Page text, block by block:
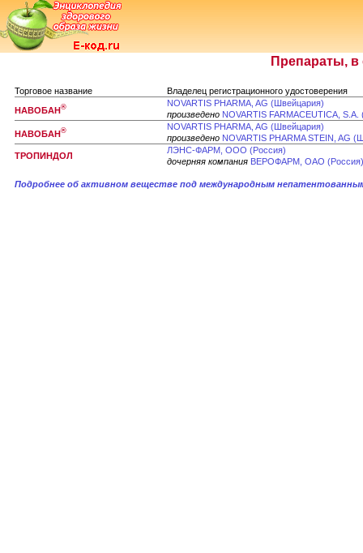
Препараты, в
Торговое название
Владелец регистрационного удостоверения
НАВОБАН®
NOVARTIS PHARMA, AG (Швейцария)
произведено NOVARTIS FARMACEUTICA,
НАВОБАН®
NOVARTIS PHARMA, AG (Швейцария)
произведено NOVARTIS PHARMA STEIN, AG
ТРОПИНДОЛ
ЛЭНС-ФАРМ, ООО (Россия)
дочерняя компания ВЕРОФАРМ, ОАО (Россия)
Подробнее об активном веществе под международным